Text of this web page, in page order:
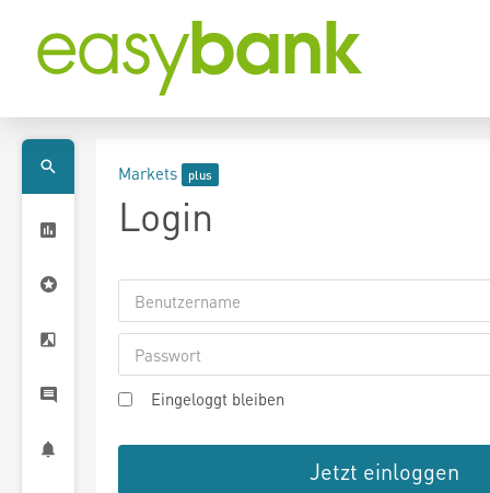
Markets
Login
Eingeloggt bleiben
Jetzt einloggen